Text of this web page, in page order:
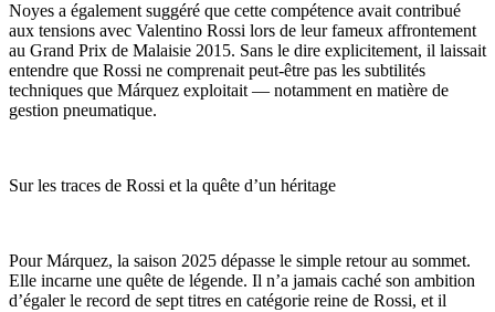
Noyes a également suggéré que cette compétence avait contribué
aux tensions avec Valentino Rossi lors de leur fameux affrontement
au Grand Prix de Malaisie 2015. Sans le dire explicitement, il laissait
entendre que Rossi ne comprenait peut-être pas les subtilités
techniques que Márquez exploitait — notamment en matière de
gestion pneumatique.
Sur les traces de Rossi et la quête d’un héritage
Pour Márquez, la saison 2025 dépasse le simple retour au sommet.
Elle incarne une quête de légende. Il n’a jamais caché son ambition
d’égaler le record de sept titres en catégorie reine de Rossi, et il